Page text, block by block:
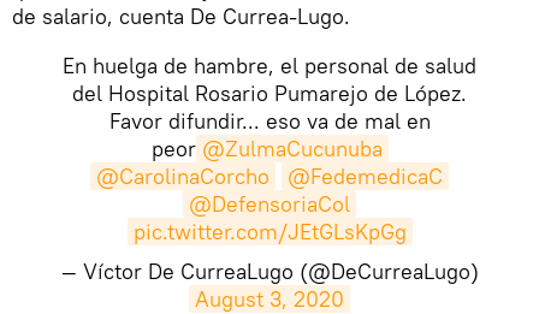
de salario, cuenta De Currea-Lugo.
En huelga de hambre, el personal de salud
del Hospital Rosario Pumarejo de López.
Favor difundir... eso va de mal en
peor @ZulmaCucunuba
@CarolinaCorcho
@FedemedicaC
@DefensoriaCol
pic.twitter.com/JEtGLsKpGg
— Víctor De CurreaLugo (@DeCurreaLugo)
August 3, 2020